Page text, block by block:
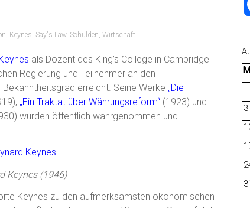
Keynes Say's Law, Schulden Wirtschaft
als Dozent des King’s College in Cambridge
Regierung und Teilnehmer an den
erreicht. Seine Werke „Die
„Ein Traktat über Währungsreform“ (1923) und
wurden öffentlich wahrgenommen und
Keynes (1946)
Keynes zu den aufmerksamsten ökonomischen
M
3